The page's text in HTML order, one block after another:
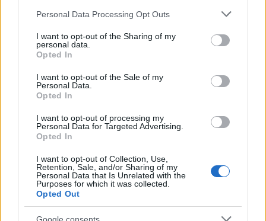
Please note that this website/app uses one or more Google
not limited to your visit or usage behaviour. You may click to
grant or deny consent to Google and its third-party tags to
use your data for below specified purposes in below Google
consent section.
Personal Data Processing Opt Outs
I want to opt-out of the Sharing of my
personal data.
Opted In
I want to opt-out of the Sale of my
Personal Data.
Opted In
I want to opt-out of processing my
Personal Data for Targeted Advertising.
Opted In
I want to opt-out of Collection, Use,
Retention, Sale, and/or Sharing of my
Personal Data that Is Unrelated with the
Purposes for which it was collected.
Opted Out
Google consents
Simona Halep costretta a rinunciare a
Wimbledon
"Sfortunatamente il mio corpo non ha collaborato" ha
ammesso.
Redazione Sport Magazine · 25 Giu 2021
TENNIS